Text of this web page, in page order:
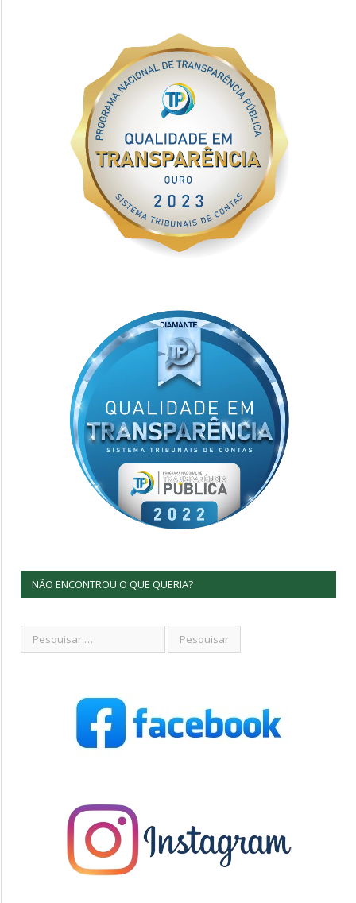
NÃO ENCONTROU O QUE QUERIA?